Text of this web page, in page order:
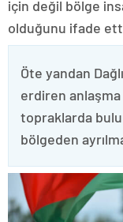
için değil bölge
olduğunu ifade
Öte yandan
erdiren
topraklarda
bölgeden